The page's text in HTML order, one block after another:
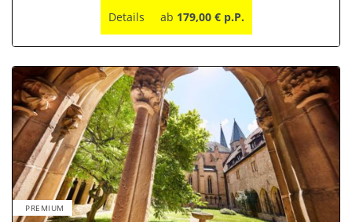
Details ab 179,00 € p.P.
PREMIUM